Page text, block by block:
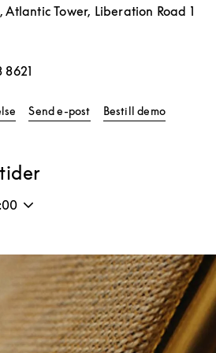
Atlantic Tower, Liberation Road 1
Link Opens in New Tab
Send e-post Bestill demo